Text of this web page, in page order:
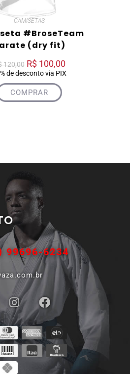
CAMISETAS
#BroseTeam
(dry fit)
120,00 R$100,00
de desconto via PIX
COMPRAR
99696-6234